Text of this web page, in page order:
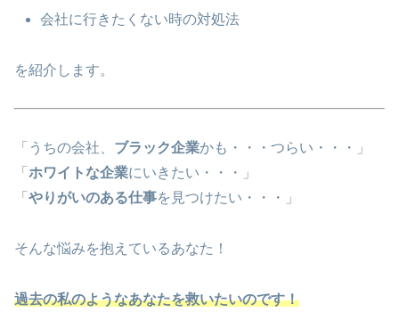
会社に行きたくない時の対処法
を紹介します。
「うちの会社、 ブラック企業かも・・・つらい・・・」
「 ホワイトな企業にいきたい・・・」
「 やりがいのある仕事を見つけたい・・・」
そんな悩みを抱えているあなた！
過去の私のようなあなたを救いたいのです！